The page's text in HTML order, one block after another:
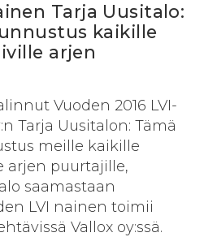
Tarja Uusitalo:
kaikille
arjen
Vuoden 2016 LVI-
Tarja Uusitalon: Tämä
meille kaikille
arjen puurtajille,
saamastaan
LVI nainen toimii
Vallox oy:ssä.